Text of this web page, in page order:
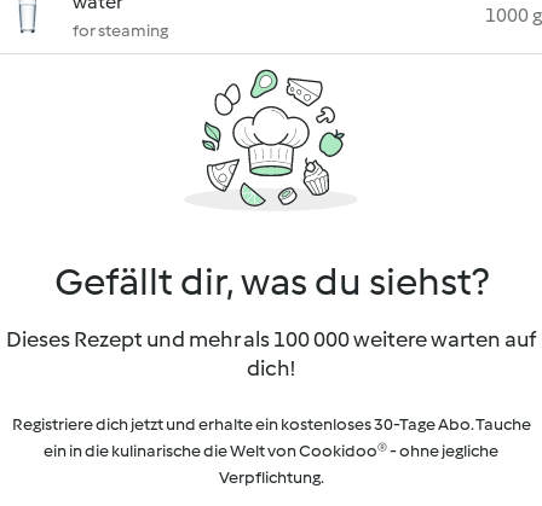
for steaming
1000 g
Gefällt dir, was du siehst?
Dieses Rezept und mehr als 100 000 weitere warten auf
dich!
Registriere dich jetzt und erhalte ein kostenloses 30-Tage Abo. Tauche
ein in die kulinarische die Welt von Cookidoo® - ohne jegliche
Verpflichtung.